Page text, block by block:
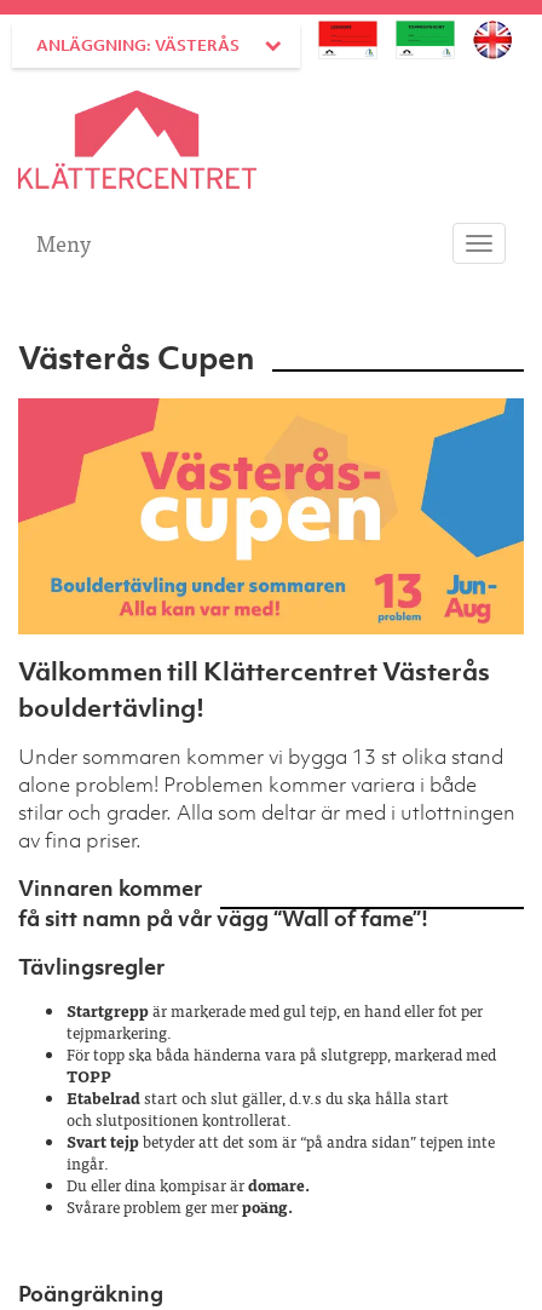
ANLÄGGNING: VÄSTERÅS
Toggle
Meny
Västerås Cupen
Välkommen till Klättercentret Västerås
bouldertävling!
Under sommaren kommer vi bygga 13 st olika stand
alone problem! Problemen kommer variera i både
stilar och grader. Alla som deltar är med i utlottningen
av fina priser.
Vinnaren kommer
få sitt namn på vår vägg “Wall of fame”!
Tävlingsregler
Startgreppär markerade med gul tejp, en hand eller fot per
tejpmarkering.
För topp ska båda händerna varapåslutgrepp, markerad med
TOPP
Etabelradstart och slut gäller,d.v.s du ska hålla start
ochslutpositionen kontrollerat.
Svart tejpbetyder att det som är“på andra sidan” tejpen inte
ingår.
Du eller dina kompisar ärdomare.
Svårare problem germerpoäng.
Poängräkning